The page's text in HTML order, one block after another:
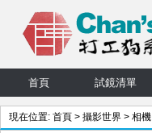
首頁 試鏡清單
現在位置: 首頁 > 攝影世界 > 相機